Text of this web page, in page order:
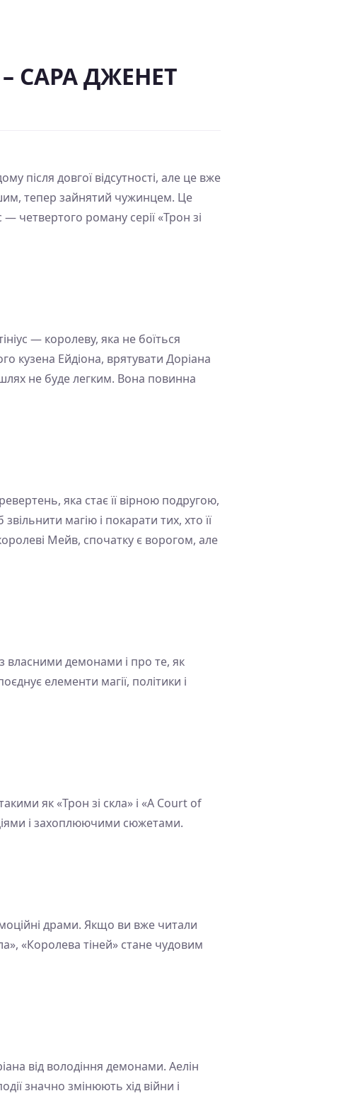
– САРА ДЖЕНЕТ
після довгої відсутності, але це вже
тепер зайнятий чужинцем. Це
четвертого роману серії «Трон зі
— королеву, яка не боїться
кузена Ейдіона, врятувати Доріана
не буде легким. Вона повинна
яка стає її вірною подругою,
магію і покарати тих, хто її
Мейв, спочатку є ворогом, але
власними демонами і про те, як
елементи магії, політики і
як «Трон зі скла» і «A Court of
і захоплюючими сюжетами.
драми. Якщо ви вже читали
«Королева тіней» стане чудовим
від володіння демонами. Аелін
значно змінюють хід війни і